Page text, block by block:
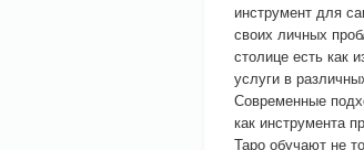
инструмент для
своих личных
столице есть как
услуги в
Современные
как инструмента
Таро обучают не